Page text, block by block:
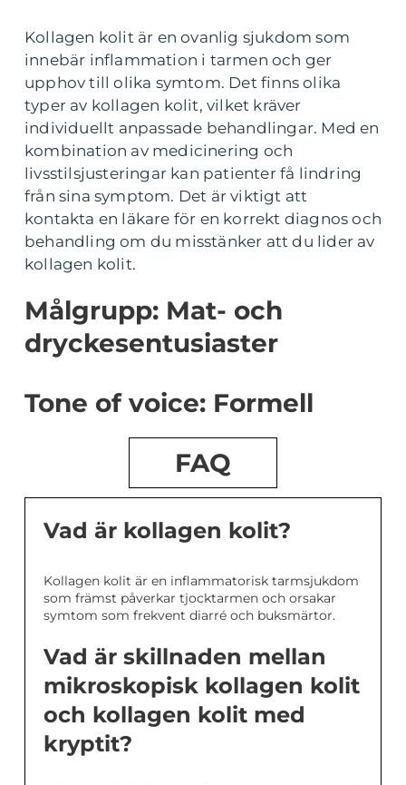
Kollagen kolit är en ovanlig sjukdom som
innebär inflammation i tarmen och ger
upphov till olika symtom. Det finns olika
typer av kollagen kolit, vilket kräver
individuellt anpassade behandlingar. Med en
kombination av medicinering och
livsstilsjusteringar kan patienter få lindring
från sina symptom. Det är viktigt att
kontakta en läkare för en korrekt diagnos och
behandling om du misstänker att du lider av
kollagen kolit.
Målgrupp: Mat- och
dryckesentusiaster
Tone of voice: Formell
FAQ
Vad är kollagen kolit?
Kollagen kolit är en inflammatorisk tarmsjukdom
som främst påverkar tjocktarmen och orsakar
symtom som frekvent diarré och buksmärtor.
Vad är skillnaden mellan
mikroskopisk kollagen kolit
och kollagen kolit med
kryptit?